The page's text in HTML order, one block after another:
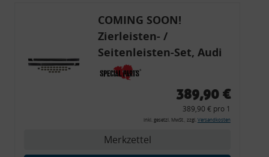
COMING SOON!
Zierleisten- /
Seitenleisten-Set, Audi
80 Cabrio, Coupe, S2, (6x
Zierleiste, 2x Kappe,
Montagewerkzeug)
389,90 €
389,90 € pro 1
inkl. gesetzl. MwSt., zzgl. Versandkosten
Merkzettel